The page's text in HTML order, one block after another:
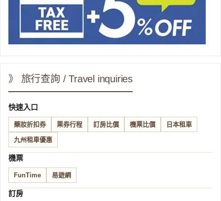
》 旅行查詢 / Travel inquiries
快速入口
藥妝折扣券 票券行程 訂房比價 機票比價 日本租車
九州租車優惠
機票
FunTime 易遊網
訂房